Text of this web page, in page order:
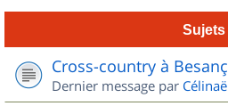
Sujets
Cross-country à
Dernier message par